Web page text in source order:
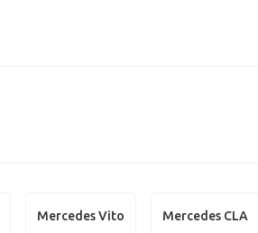
Mercedes Vito Mercedes CLA